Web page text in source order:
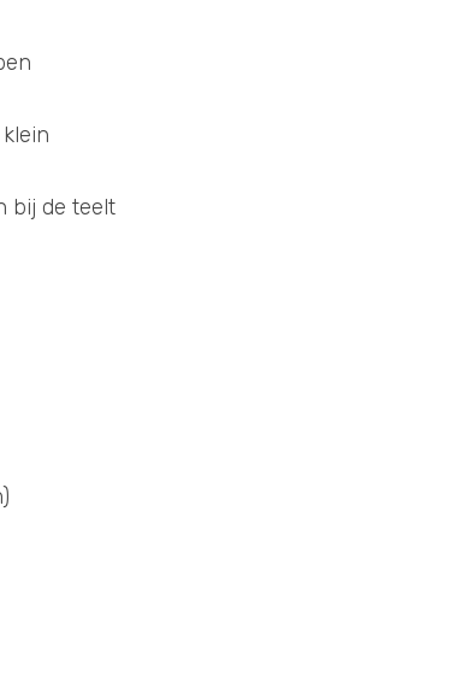
bij de teelt